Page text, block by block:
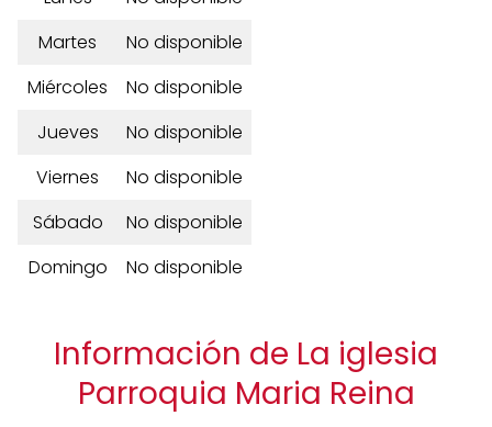
Martes
No disponible
Miércoles
No disponible
Jueves
No disponible
Viernes
No disponible
Sábado
No disponible
Domingo
No disponible
Información de La iglesia
Parroquia Maria Reina